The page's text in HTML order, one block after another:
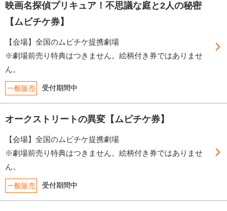
映画名探偵プリキュア！不思議な庭と2人の秘密
【ムビチケ券】
【会場】全国のムビチケ提携劇場
※劇場前売り特典はつきません。絵柄付き券ではありませ
ん。
一般販売 受付期間中
オークストリートの異変【ムビチケ券】
【会場】全国のムビチケ提携劇場
※劇場前売り特典はつきません。絵柄付き券ではありませ
ん。
一般販売 受付期間中